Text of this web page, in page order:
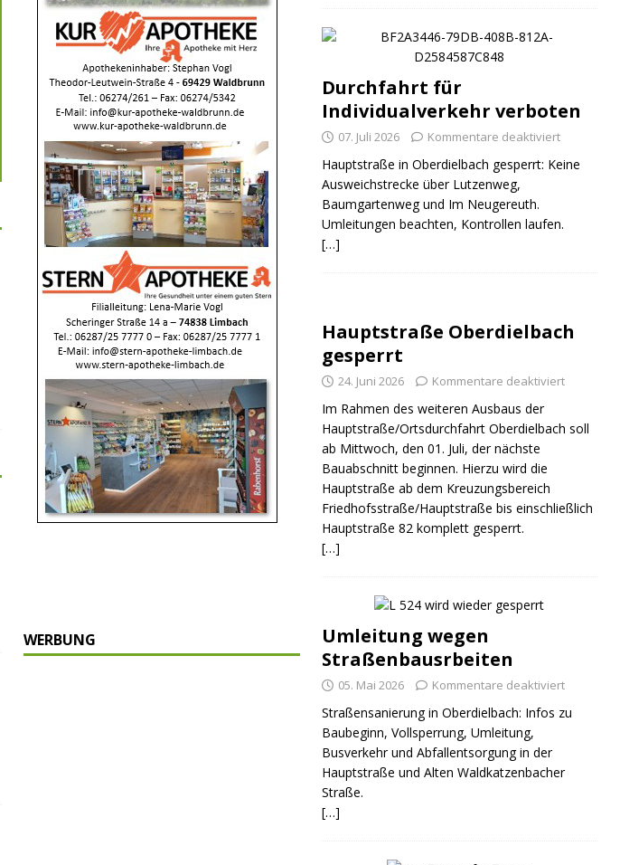
JUGEND
WERBUNG
Durchfahrt für
Individualverkehr verboten
07. Juli 2026 Kommentare deaktiviert
Hauptstraße in Oberdielbach gesperrt: Keine
Ausweichstrecke über Lutzenweg,
Baumgartenweg und Im Neugereuth.
Umleitungen beachten, Kontrollen laufen.
[…]
Hauptstraße Oberdielbach
gesperrt
24. Juni 2026 Kommentare deaktiviert
Im Rahmen des weiteren Ausbaus der
Hauptstraße/Ortsdurchfahrt Oberdielbach soll
ab Mittwoch, den 01. Juli, der nächste
Bauabschnitt beginnen. Hierzu wird die
Hauptstraße ab dem Kreuzungsbereich
Friedhofsstraße/Hauptstraße bis einschließlich
Hauptstraße 82 komplett gesperrt.
[…]
Umleitung wegen
Straßenbausrbeiten
05. Mai 2026 Kommentare deaktiviert
Straßensanierung in Oberdielbach: Infos zu
Baubeginn, Vollsperrung, Umleitung,
Busverkehr und Abfallentsorgung in der
Hauptstraße und Alten Waldkatzenbacher
Straße.
[…]